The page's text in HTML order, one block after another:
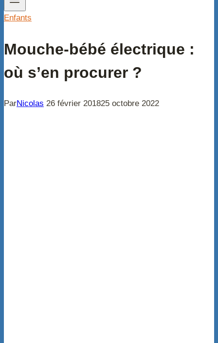
Enfants
Mouche-bébé électrique :
où s’en procurer ?
ParNicolas 26 février 201825 octobre 2022